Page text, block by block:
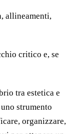
allineamenti,
critico e, se
tra estetica e
strumento
organizzare,